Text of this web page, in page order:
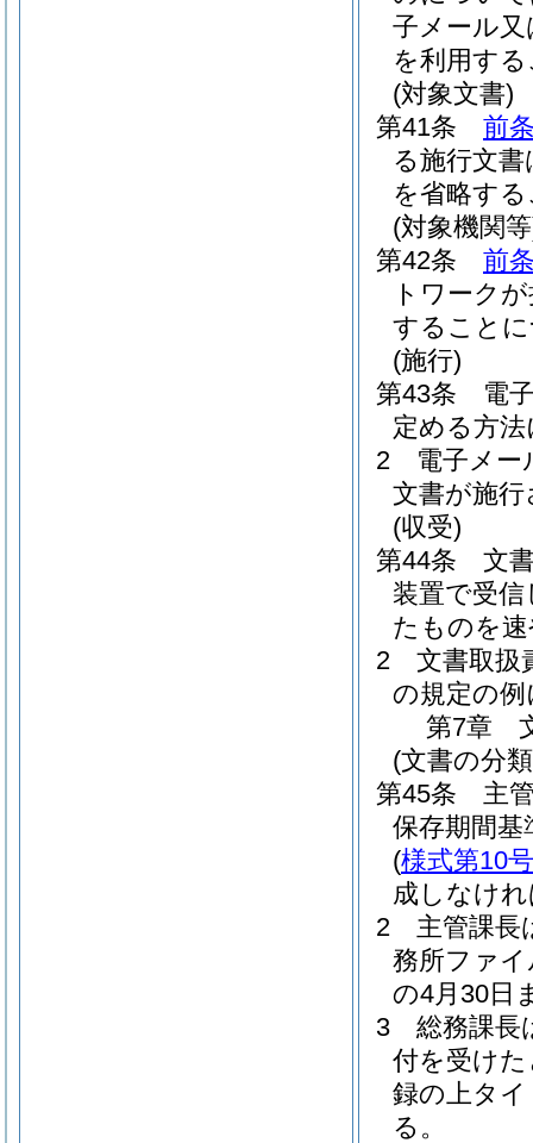
子メール
を利用す
(対象文書)
第41条
前
る施行文書
を省略す
(対象機関
第42条
前
トワーク
すること
(施行)
第43条
電
定める方
2
電子メー
文書が施
(収受)
第44条
文
装置で受
たものを
2
文書取扱
の規定の
第7章
(文書の分
第45条
主
保存期間基
(様式第10号
成しなけ
2
主管課長
務所ファ
の4月30日
3
総務課長
付を受け
録の上タ
る。